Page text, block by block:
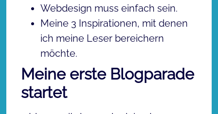
Webdesign muss einfach sein.
Meine 3 Inspirationen, mit denen
ich meine Leser bereichern
möchte.
Meine erste Blogparade
startet